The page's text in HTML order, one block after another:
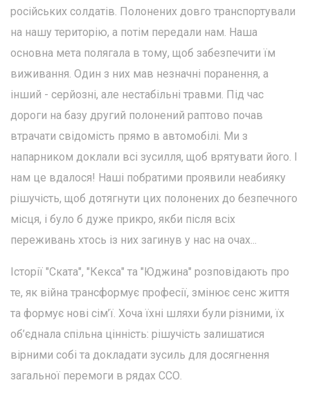
російських солдатів. Полонених довго транспортували
на нашу територію, а потім передали нам. Наша
основна мета полягала в тому, щоб забезпечити їм
виживання. Один з них мав незначні поранення, а
інший - серйозні, але нестабільні травми. Під час
дороги на базу другий полонений раптово почав
втрачати свідомість прямо в автомобілі. Ми з
напарником доклали всі зусилля, щоб врятувати його. І
нам це вдалося! Наші побратими проявили неабияку
рішучість, щоб дотягнути цих полонених до безпечного
місця, і було б дуже прикро, якби після всіх
переживань хтось із них загинув у нас на очах...
Історії "Ската", "Кекса" та "Юджина" розповідають про
те, як війна трансформує професії, змінює сенс життя
та формує нові сім’ї. Хоча їхні шляхи були різними, їх
об’єднала спільна цінність: рішучість залишатися
вірними собі та докладати зусиль для досягнення
загальної перемоги в рядах ССО.